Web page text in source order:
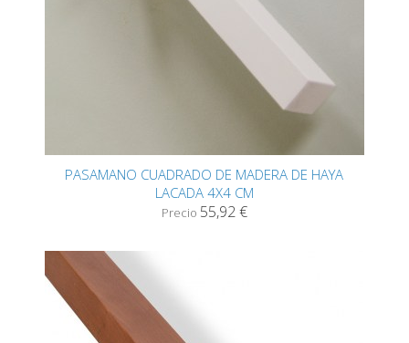
PASAMANO CUADRADO DE MADERA DE HAYA
LACADA 4X4 CM
Precio 55,92 €